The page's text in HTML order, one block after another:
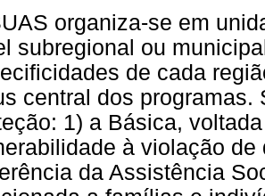
organiza-se em
subregional ou
de cada
central dos
1) a Básica,
à violação
da Assistência